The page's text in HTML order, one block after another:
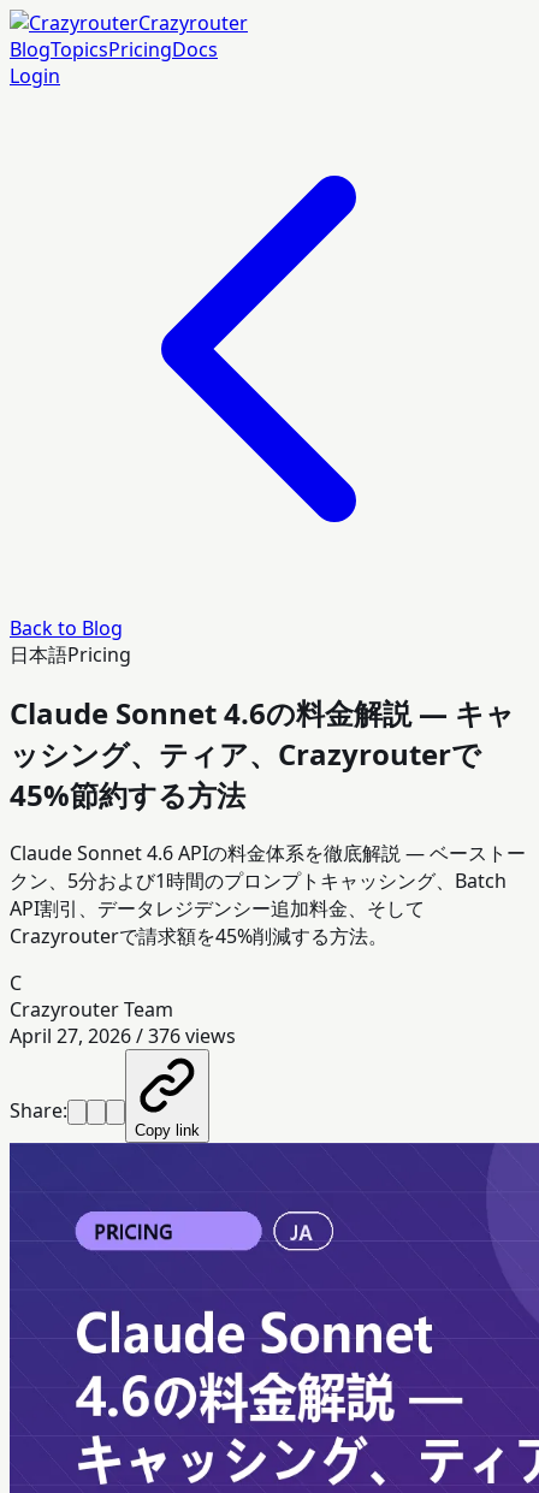
Crazyrouter
BlogTopicsPricingDocs
Login
Back to Blog
日本語Pricing
Claude Sonnet 4.6の料金解説 — キャ
ッシング、ティア、Crazyrouterで
45%節約する方法
Claude Sonnet 4.6 APIの料金体系を徹底解説 — ベーストー
クン、5分および1時間のプロンプトキャッシング、Batch
API割引、データレジデンシー追加料金、そして
Crazyrouterで請求額を45%削減する方法。
C
Crazyrouter Team
April 27, 2026/376views
Share:
Copy link